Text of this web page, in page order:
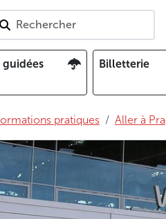
Rechercher
guidées Billetterie
pratiques Aller à